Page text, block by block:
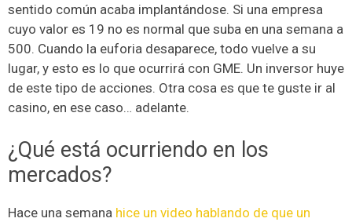
sentido común acaba implantándose. Si una empresa
cuyo valor es 19 no es normal que suba en una semana a
500. Cuando la euforia desaparece, todo vuelve a su
lugar, y esto es lo que ocurrirá con GME. Un inversor huye
de este tipo de acciones. Otra cosa es que te guste ir al
casino, en ese caso… adelante.
¿Qué está ocurriendo en los
mercados?
Hace una semana hice un video hablando de que un